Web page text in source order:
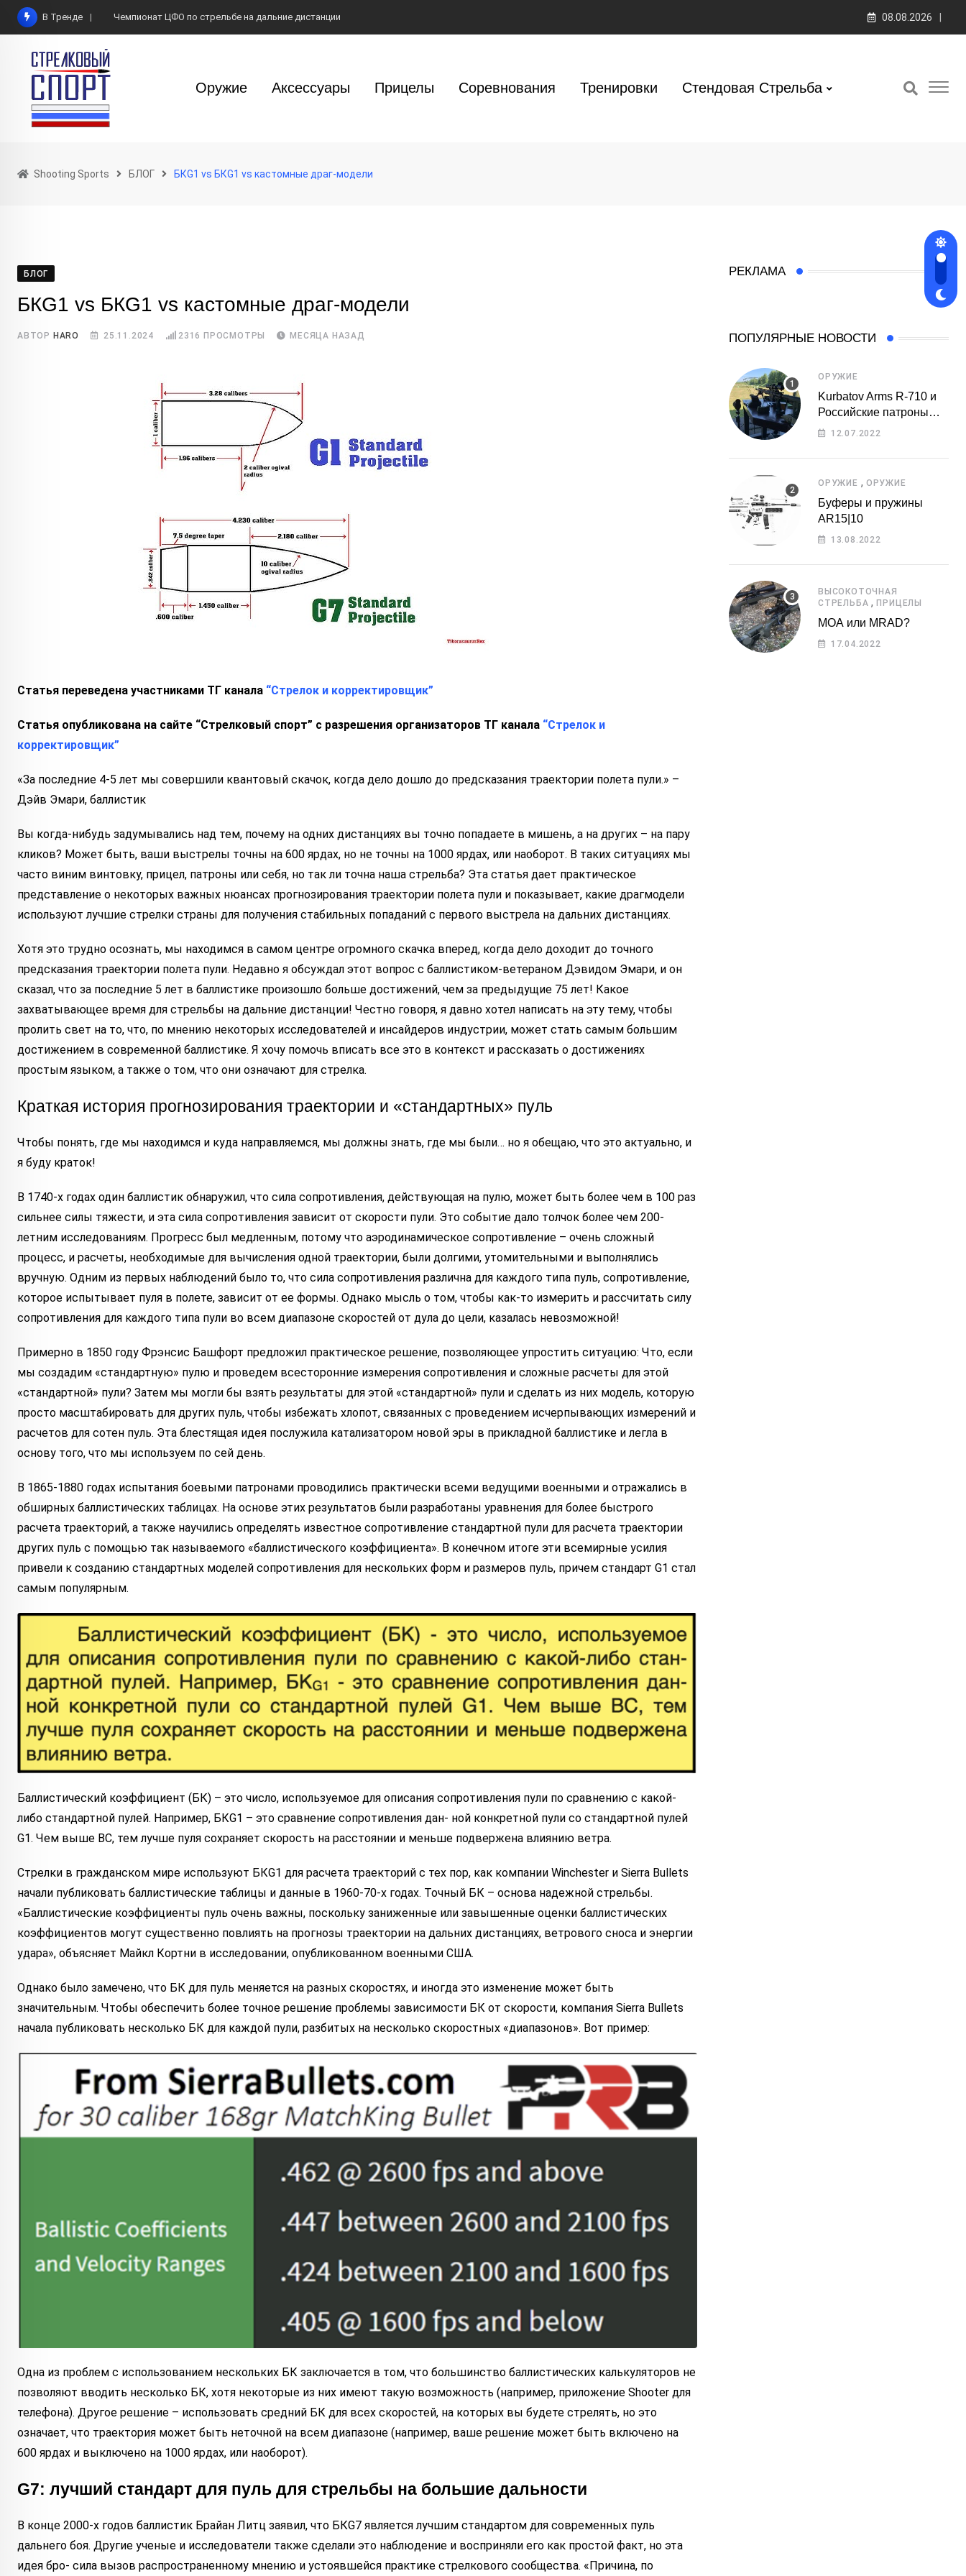
Skip
content
В Тренде Чемпионат ЦФО по стрельбе на дальние дистанции 08.08.2026
Оружие Аксессуары Прицелы Соревнования Тренировки Стендовая Стрельба
Shooting Sports БЛОГ БКG1 vs БКG1 vs кастомные драг-модели
БЛОГ
БКG1 vs БКG1 vs кастомные драг-модели
АВТОР HARO 25.11.2024 2316 ПРОСМОТРЫ МЕСЯЦА НАЗАД
Статья переведена участниками ТГ канала “Стрелок и корректировщик”
Статья опубликована на сайте “Стрелковый спорт” с разрешения организаторов ТГ канала “Стрелок и
корректировщик”
«За последние 4-5 лет мы совершили квантовый скачок, когда дело дошло до предсказания траектории полета пули.» –
Дэйв Эмари, баллистик
Вы когда-нибудь задумывались над тем, почему на одних дистанциях вы точно попадаете в мишень, а на других – на пару
кликов? Может быть, ваши выстрелы точны на 600 ярдах, но не точны на 1000 ярдах, или наоборот. В таких ситуациях мы
часто виним винтовку, прицел, патроны или себя, но так ли точна наша стрельба? Эта статья дает практическое
представление о некоторых важных нюансах прогнозирования траектории полета пули и показывает, какие драгмодели
используют лучшие стрелки страны для получения стабильных попаданий с первого выстрела на дальних дистанциях.
Хотя это трудно осознать, мы находимся в самом центре огромного скачка вперед, когда дело доходит до точного
предсказания траектории полета пули. Недавно я обсуждал этот вопрос с баллистиком-ветераном Дэвидом Эмари, и он
сказал, что за последние 5 лет в баллистике произошло больше достижений, чем за предыдущие 75 лет! Какое
захватывающее время для стрельбы на дальние дистанции! Честно говоря, я давно хотел написать на эту тему, чтобы
пролить свет на то, что, по мнению некоторых исследователей и инсайдеров индустрии, может стать самым большим
достижением в современной баллистике. Я хочу помочь вписать все это в контекст и рассказать о достижениях
простым языком, а также о том, что они означают для стрелка.
Краткая история прогнозирования траектории и «стандартных» пуль
Чтобы понять, где мы находимся и куда направляемся, мы должны знать, где мы были… но я обещаю, что это актуально, и
я буду краток!
В 1740-х годах один баллистик обнаружил, что сила сопротивления, действующая на пулю, может быть более чем в 100 раз
сильнее силы тяжести, и эта сила сопротивления зависит от скорости пули. Это событие дало толчок более чем 200-
летним исследованиям. Прогресс был медленным, потому что аэродинамическое сопротивление – очень сложный
процесс, и расчеты, необходимые для вычисления одной траектории, были долгими, утомительными и выполнялись
вручную. Одним из первых наблюдений было то, что сила сопротивления различна для каждого типа пуль, сопротивление,
которое испытывает пуля в полете, зависит от ее формы. Однако мысль о том, чтобы как-то измерить и рассчитать силу
сопротивления для каждого типа пули во всем диапазоне скоростей от дула до цели, казалась невозможной!
Примерно в 1850 году Фрэнсис Башфорт предложил практическое решение, позволяющее упростить ситуацию: Что, если
мы создадим «стандартную» пулю и проведем всесторонние измерения сопротивления и сложные расчеты для этой
«стандартной» пули? Затем мы могли бы взять результаты для этой «стандартной» пули и сделать из них модель, которую
просто масштабировать для других пуль, чтобы избежать хлопот, связанных с проведением исчерпывающих измерений и
расчетов для сотен пуль. Эта блестящая идея послужила катализатором новой эры в прикладной баллистике и легла в
основу того, что мы используем по сей день.
В 1865-1880 годах испытания боевыми патронами проводились практически всеми ведущими военными и отражались в
обширных баллистических таблицах. На основе этих результатов были разработаны уравнения для более быстрого
расчета траекторий, а также научились определять известное сопротивление стандартной пули для расчета траектории
других пуль с помощью так называемого «баллистического коэффициента». В конечном итоге эти всемирные усилия
привели к созданию стандартных моделей сопротивления для нескольких форм и размеров пуль, причем стандарт G1 стал
самым популярным.
Баллистический коэффициент (БК) – это число, используемое для описания сопротивления пули по сравнению с какой-
либо стандартной пулей. Например, БКG1 – это сравнение сопротивления дан- ной конкретной пули со стандартной пулей
G1. Чем выше BC, тем лучше пуля сохраняет скорость на расстоянии и меньше подвержена влиянию ветра.
Стрелки в гражданском мире используют БКG1 для расчета траекторий с тех пор, как компании Winchester и Sierra Bullets
начали публиковать баллистические таблицы и данные в 1960-70-х годах. Точный БК – основа надежной стрельбы.
«Баллистические коэффициенты пуль очень важны, поскольку заниженные или завышенные оценки баллистических
коэффициентов могут существенно повлиять на прогнозы траектории на дальних дистанциях, ветрового сноса и энергии
удара», объясняет Майкл Кортни в исследовании, опубликованном военными США.
Однако было замечено, что БК для пуль меняется на разных скоростях, и иногда это изменение может быть
значительным. Чтобы обеспечить более точное решение проблемы зависимости БК от скорости, компания Sierra Bullets
начала публиковать несколько БК для каждой пули, разбитых на несколько скоростных «диапазонов». Вот пример:
Одна из проблем с использованием нескольких БК заключается в том, что большинство баллистических калькуляторов не
позволяют вводить несколько БК, хотя некоторые из них имеют такую возможность (например, приложение Shooter для
телефона). Другое решение – использовать средний БК для всех скоростей, на которых вы будете стрелять, но это
означает, что траектория может быть неточной на всем диапазоне (например, ваше решение может быть включено на
600 ярдах и выключено на 1000 ярдах, или наоборот).
G7: лучший стандарт для пуль для стрельбы на большие дальности
В конце 2000-х годов баллистик Брайан Литц заявил, что БКG7 является лучшим стандартом для современных пуль
дальнего боя. Другие ученые и исследователи также сделали это наблюдение и восприняли его как простой факт, но эта
идея бро- сила вызов распространенному мнению и устоявшейся практике стрелкового сообщества. «Причина, по
РЕКЛАМА
ПОПУЛЯРНЫЕ НОВОСТИ
ОРУЖИЕ
Kurbatov Arms R-710 и
Российские патроны…
12.07.2022
ОРУЖИЕ , ОРУЖИЕ
Буферы и пружины
AR15|10
13.08.2022
ВЫСОКОТОЧНАЯ
СТРЕЛЬБА ,ПРИЦЕЛЫ
МОА или MRAD?
17.04.2022